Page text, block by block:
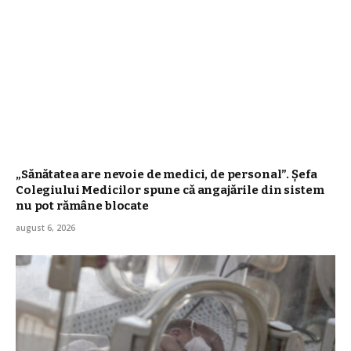
„Sănătatea are nevoie de medici, de personal”. Șefa
Colegiului Medicilor spune că angajările din sistem
nu pot rămâne blocate
august 6, 2026